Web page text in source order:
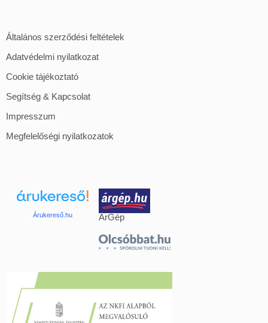
Általános szerződési feltételek
Adatvédelmi nyilatkozat
Cookie tájékoztató
Segítség & Kapcsolat
Impresszum
Megfelelőségi nyilatkozatok
Árukereső.hu ÁrGép